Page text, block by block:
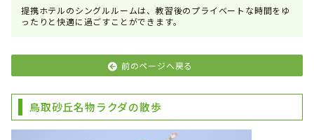
提携ホテルのシングルルームは、教習後のプライベートな時間をゆ
ったりと快適に過ごすことができます。
前のページへ戻る
鳥取砂丘名物ラクダの散歩